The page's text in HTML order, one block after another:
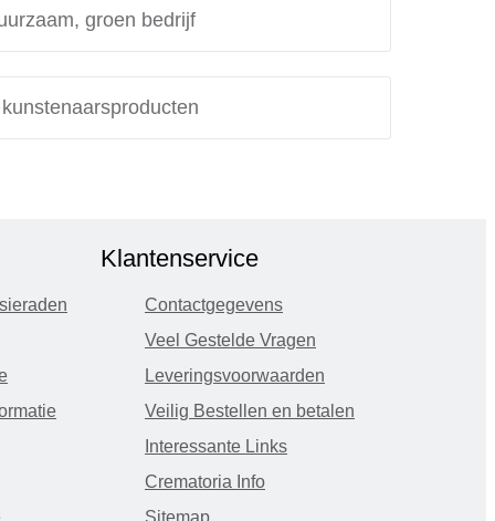
groen bedrijf
Klantenservice
Contactgegevens
Veel Gestelde Vragen
Leveringsvoorwaarden
Veilig Bestellen en betalen
Interessante Links
Crematoria Info